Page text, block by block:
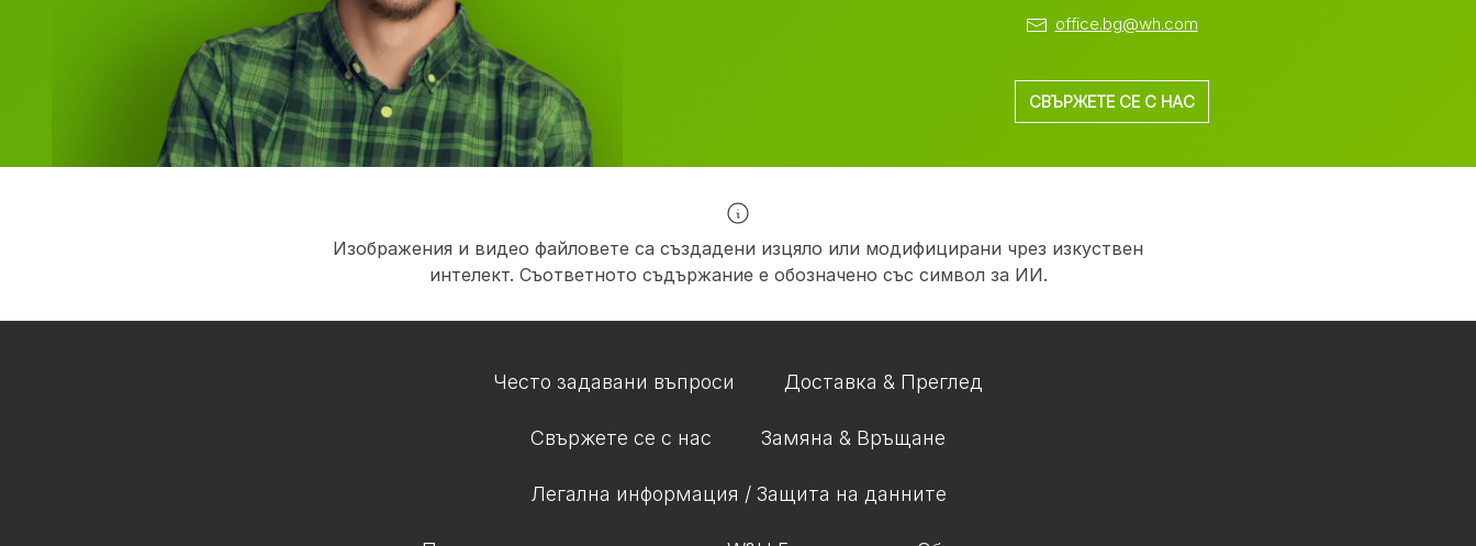
office.bg@wh.com
СВЪРЖЕТЕ СЕ С НАС
Изображения и видео файловете са създадени изцяло или модифицирани чрез изкуствен
интелект. Съответното съдържание е обозначено със символ за ИИ.
Често задавани въпроси Доставка & Преглед
Свържете се с нас Замяна & Връщане
Легална информация / Защита на данните